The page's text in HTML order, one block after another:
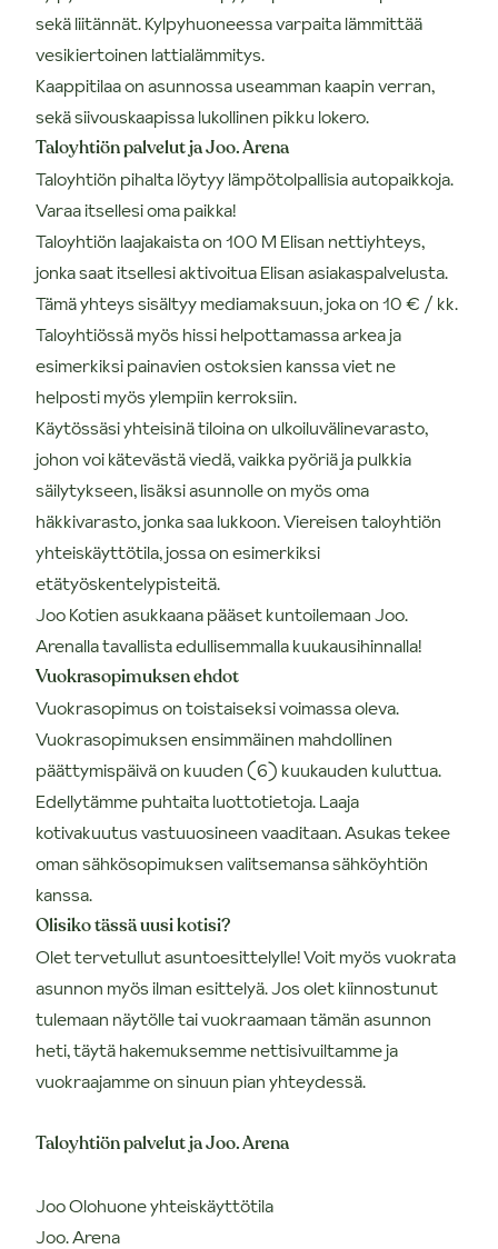
sekä liitännät. Kylpyhuoneessa varpaita lämmittää
vesikiertoinen lattialämmitys.
Kaappitilaa on asunnossa useamman kaapin verran,
sekä siivouskaapissa lukollinen pikku lokero.
Taloyhtiön palvelut ja Joo. Arena
Taloyhtiön pihalta löytyy lämpötolpallisia autopaikkoja.
Varaa itsellesi oma paikka!
Taloyhtiön laajakaista on 100 M Elisan nettiyhteys,
jonka saat itsellesi aktivoitua Elisan asiakaspalvelusta.
Tämä yhteys sisältyy mediamaksuun, joka on 10 € / kk.
Taloyhtiössä myös hissi helpottamassa arkea ja
esimerkiksi painavien ostoksien kanssa viet ne
helposti myös ylempiin kerroksiin.
Käytössäsi yhteisinä tiloina on ulkoiluvälinevarasto,
johon voi kätevästä viedä, vaikka pyöriä ja pulkkia
säilytykseen, lisäksi asunnolle on myös oma
häkkivarasto, jonka saa lukkoon. Viereisen taloyhtiön
yhteiskäyttötila, jossa on esimerkiksi
etätyöskentelypisteitä.
Joo Kotien asukkaana pääset kuntoilemaan Joo.
Arenalla tavallista edullisemmalla kuukausihinnalla!
Vuokrasopimuksen ehdot
Vuokrasopimus on toistaiseksi voimassa oleva.
Vuokrasopimuksen ensimmäinen mahdollinen
päättymispäivä on kuuden (6) kuukauden kuluttua.
Edellytämme puhtaita luottotietoja. Laaja
kotivakuutus vastuuosineen vaaditaan. Asukas tekee
oman sähkösopimuksen valitsemansa sähköyhtiön
kanssa.
Olisiko tässä uusi kotisi?
Olet tervetullut asuntoesittelylle! Voit myös vuokrata
asunnon myös ilman esittelyä. Jos olet kiinnostunut
tulemaan näytölle tai vuokraamaan tämän asunnon
heti, täytä hakemuksemme nettisivuiltamme ja
vuokraajamme on sinuun pian yhteydessä.
Taloyhtiön palvelut ja Joo. Arena
Joo Olohuone yhteiskäyttötila
Joo. Arena